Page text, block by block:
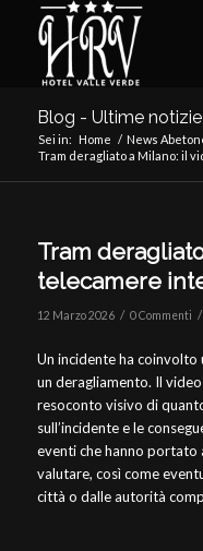
Blog - Ultime notizie
Sei in: Home / News
Tram deragliato a Milano: il
Tram
telecamere
12 Marzo 2026 / 0 Commenti /
Un incidente ha
un deragliamento. Il
resoconto visivo di
sull’incidente e le
eventi che hanno portato
valutare, così come
città o dalle autorità